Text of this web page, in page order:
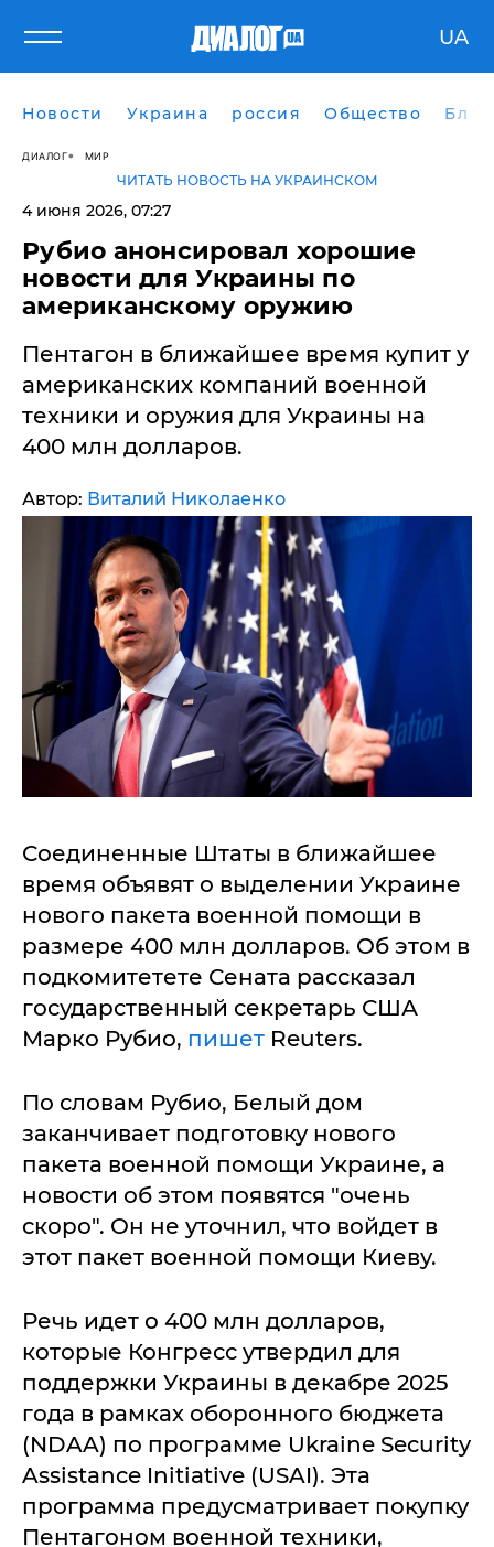
UA
Новости Украина россия Общество
ДИАЛОГ МИР
ЧИТАТЬ НОВОСТЬ НА УКРАИНСКОМ
4 июня 2026, 07:27
Рубио анонсировал хорошие
новости для Украины по
американскому оружию
Пентагон в ближайшее время купит у
американских компаний военной
техники и оружия для Украины на
400 млн долларов.
Автор: Виталий Николаенко
Соединенные Штаты в ближайшее
время объявят о выделении Украине
нового пакета военной помощи в
размере 400 млн долларов. Об этом в
подкомитетете Сената рассказал
государственный секретарь США
Марко Рубио, пишет Reuters.
По словам Рубио, Белый дом
заканчивает подготовку нового
пакета военной помощи Украине, а
новости об этом появятся "очень
скоро". Он не уточнил, что войдет в
этот пакет военной помощи Киеву.
Речь идет о 400 млн долларов,
которые Конгресс утвердил для
поддержки Украины в декабре 2025
года в рамках оборонного бюджета
(NDAA) по программе Ukraine Security
Assistance Initiative (USAI). Эта
программа предусматривает покупку
Пентагоном военной техники,